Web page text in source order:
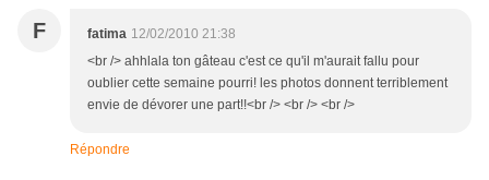
F fatima 12/02/2010 21:38
<br /> ahhlala ton gâteau c'est ce qu'il m'aurait fallu pour
oublier cette semaine pourri! les photos donnent terriblement
envie de dévorer une part!!<br /> <br /> <br />
Répondre